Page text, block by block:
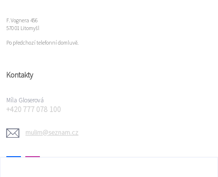
F. Vognera 456
570 01 Litomyšl
Po předchozí telefonní domluvě.
Kontakty
Míla Gloserová
+420 777 078 100
mulim@seznam.cz